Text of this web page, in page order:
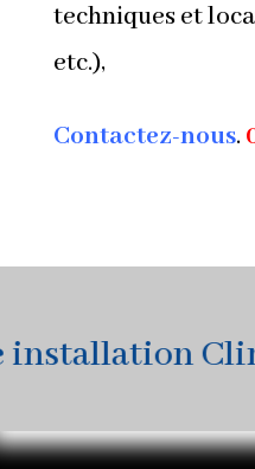
techniques et
etc.),
Contactez-nous.